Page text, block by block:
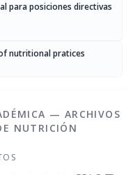
para posiciones directivas
nutritional pratices
— ARCHIVOS
NUTRICIÓN